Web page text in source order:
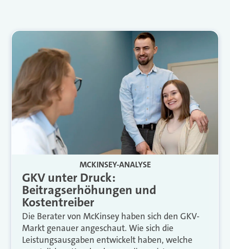
MCKINSEY-ANALYSE
GKV unter Druck:
Beitragserhöhungen und
Kostentreiber
Die Berater von McKinsey haben sich den GKV-
Markt genauer angeschaut. Wie sich die
Leistungsausgaben entwickelt haben, welche